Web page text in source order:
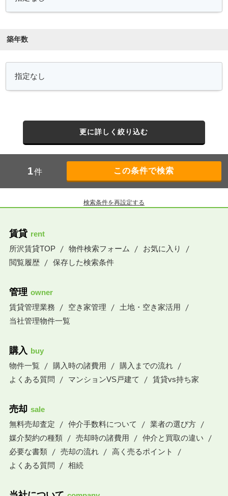
築年数
更に詳しく絞り込む
1件
検索条件を再設定する
賃貸 rent
所沢賃貸TOP
物件検索フォーム
お気に入り
閲覧履歴
保存した検索条件
管理 owner
賃貸管理業務
空き家管理
土地・空き家活用
当社管理物件一覧
購入 buy
物件一覧
購入時の諸費用
購入までの流れ
よくある質問
マンションVS戸建て 賃貸vs持ち家
売却 sale
無料売却査定
仲介手数料について
業者の選び方
媒介契約の種類
売却時の諸費用
仲介と買取の違い
必要な書類
売却の流れ
高く売るポイント
よくある質問
相続